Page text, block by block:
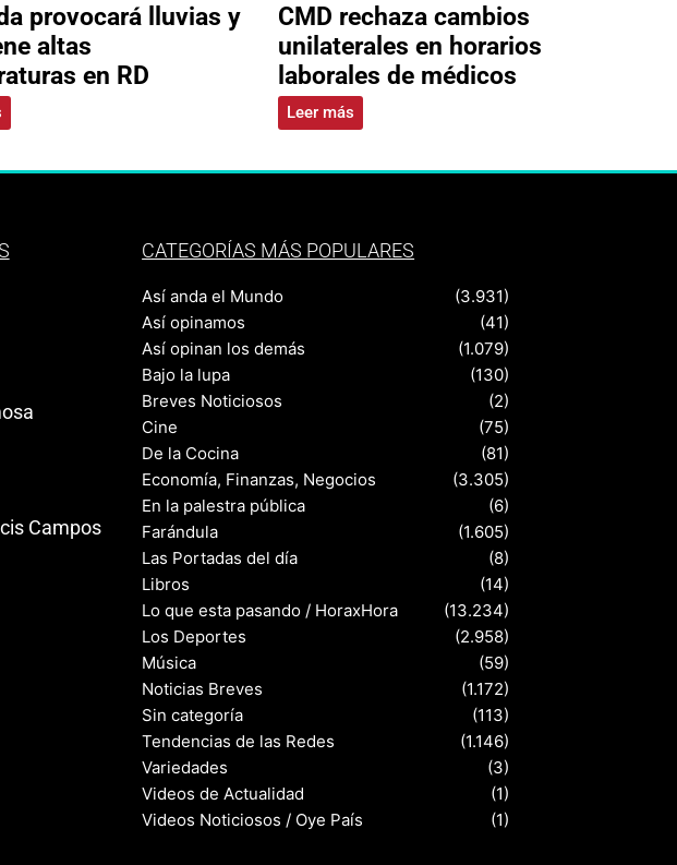
provocará lluvias y
altas
en RD
CMD rechaza cambios
unilaterales en horarios
laborales de médicos
Leer más
Campos
CATEGORÍAS MÁS POPULARES
Así anda el Mundo
(3.931)
Así opinamos
(41)
Así opinan los demás
(1.079)
Bajo la lupa
(130)
Breves Noticiosos
(2)
Cine
(75)
De la Cocina
(81)
Economía, Finanzas, Negocios
(3.305)
En la palestra pública
(6)
Farándula
(1.605)
Las Portadas del día
(8)
Libros
(14)
Lo que esta pasando / HoraxHora
(13.234)
Los Deportes
(2.958)
Música
(59)
Noticias Breves
(1.172)
Sin categoría
(113)
Tendencias de las Redes
(1.146)
Variedades
(3)
Videos de Actualidad
(1)
Videos Noticiosos / Oye País
(1)